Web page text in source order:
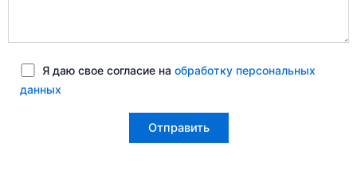
Я даю свое согласие на обработку персональных
данных